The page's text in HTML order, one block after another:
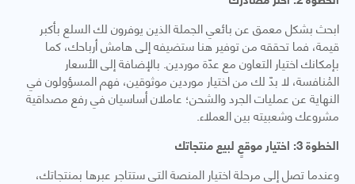
ابحث بشكل معمق عن بائعي الجملة الذين يوفرون لك السلع بأكبر
قيمة، فما تحققه من توفير هنا ستضيفه إلى هامش أرباحك، كما
بإمكانك اختيار التعاون مع عدّة موردين. بالإضافة إلى الأسعار
المُنافسة، لا بدّ لك من اختيار موردين موثوقين، فهم المسؤولون في
النهاية عن عمليات الجرد والشحن؛ عاملان أساسيان في رفع مصداقية
مشروعك وشعبيته بين العملاء.
الخطوة 3: اختيار موقعٍ لبيع منتجاتك
وعندما تصل إلى مرحلة اختيار المنصة التي ستتاجر عبرها بمنتجاتك،